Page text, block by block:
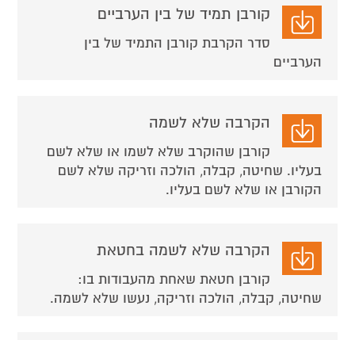
קורבן תמיד של בין הערביים
סדר הקרבת קורבן התמיד של בין
הערביים
הקרבה שלא לשמה
קורבן שהוקרב שלא לשמו או שלא לשם
בעליו. שחיטה, קבלה, הולכה וזריקה שלא לשם
הקורבן או שלא לשם בעליו.
הקרבה שלא לשמה בחטאת
קורבן חטאת שאחת מהעבודות בו:
שחיטה, קבלה, הולכה וזריקה, נעשו שלא לשמה.